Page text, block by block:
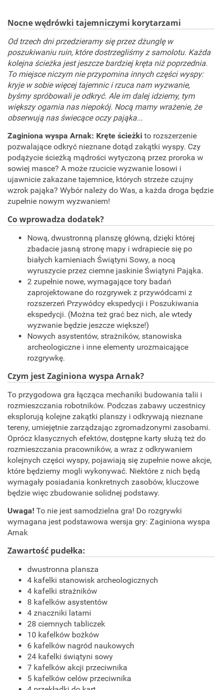
Nocne wędrówki tajemniczymi korytarzami
Od trzech dni przedzieramy się przez dżunglę w
poszukiwaniu ruin, które dostrzegliśmy z samolotu. Każda
kolejna ścieżka jest jeszcze bardziej kręta niż poprzednia.
To miejsce niczym nie przypomina innych części wyspy:
kryje w sobie więcej tajemnic i rzuca nam wyzwanie,
byśmy spróbowali je odkryć. Ale im dalej idziemy, tym
większy ogarnia nas niepokój. Nocą mamy wrażenie, że
obserwują nas świecące oczy pająka...
Zaginiona wyspa Arnak: Kręte ścieżki to rozszerzenie
pozwalające odkryć nieznane dotąd zakątki wyspy. Czy
podążycie ścieżką mądrości wytyczoną przez proroka w
sowiej masce? A może rzucicie wyzwanie losowi i
ujawnicie zakazane tajemnice, których strzeże czujny
wzrok pająka? Wybór należy do Was, a każda droga będzie
zupełnie nowym wyzwaniem!
Co wprowadza dodatek?
Nową, dwustronną planszę główną, dzięki której
zbadacie jasną stronę mapy i wdrapiecie się po
białych kamieniach Świątyni Sowy, a nocą
wyruszycie przez ciemne jaskinie Świątyni Pająka.
2 zupełnie nowe, wymagające tory badań
zaprojektowane do rozgrywek z przywódcami z
rozszerzeń Przywódcy ekspedycji i Poszukiwania
ekspedycji. (Można też grać bez nich, ale wtedy
wyzwanie będzie jeszcze większe!)
Nowych asystentów, strażników, stanowiska
archeologiczne i inne elementy urozmaicające
rozgrywkę.
Czym jest Zaginiona wyspa Arnak?
To przygodowa gra łącząca mechaniki budowania talii i
rozmieszczania robotników. Podczas zabawy uczestnicy
eksplorują kolejne zakątki planszy i odkrywają nieznane
tereny, umiejętnie zarządzając zgromadzonymi zasobami.
Oprócz klasycznych efektów, dostępne karty służą też do
rozmieszczania pracowników, a wraz z odkrywaniem
kolejnych części wyspy, pojawiają się zupełnie nowe akcje,
które będziemy mogli wykonywać. Niektóre z nich będą
wymagały posiadania konkretnych zasobów, kluczowe
będzie więc zbudowanie solidnej podstawy.
Uwaga! To nie jest samodzielna gra! Do rozgrywki
wymagana jest podstawowa wersja gry: Zaginiona wyspa
Arnak
Zawartość pudełka:
dwustronna plansza
4 kafelki stanowisk archeologicznych
4 kafelki strażników
8 kafelków asystentów
4 znaczniki latarni
28 ciemnych tabliczek
10 kafelków bożków
6 kafelków nagród naukowych
24 kafelki świątyni sowy
7 kafelków akcji przeciwnika
5 kafelków celów przeciwnika